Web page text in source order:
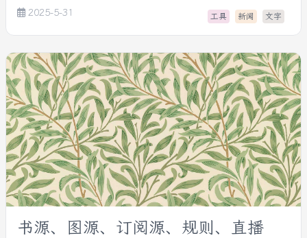
2025-5-31
工具 新闻 文字
书源、图源、订阅源、规则、直播